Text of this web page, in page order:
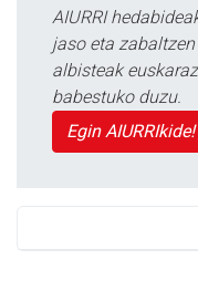
AIURRI
jaso eta
albisteak
babestuko duzu.
Egin AIURRIkide!